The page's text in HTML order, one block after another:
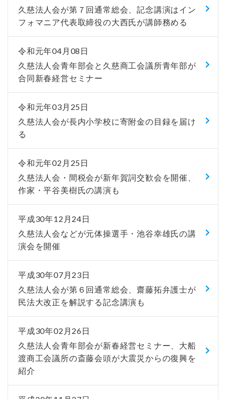
久慈法人会が第７回通常総会、記念講演はイン
フォマニア代表取締役の大西氏が講師務める
令和元年04月08日
久慈法人会青年部会と久慈商工会議所青年部が
合同新春経営セミナー
令和元年03月25日
久慈法人会が長内小学校に寄附金の目録を届け
る
令和元年02月25日
久慈法人会・間税会が新年賀詞交歓会を開催、
作家・平谷美樹氏の講演も
平成30年12月24日
久慈法人会などが元体操選手・池谷幸雄氏の講
演会を開催
平成30年07月23日
久慈法人会が第６回通常総会、齋藤拓弁護士が
民法大改正を解説する記念講演も
平成30年02月26日
久慈法人会青年部会が新春経営セミナー、大船
渡商工会議所の斎藤会頭が大震災からの復興を
紹介